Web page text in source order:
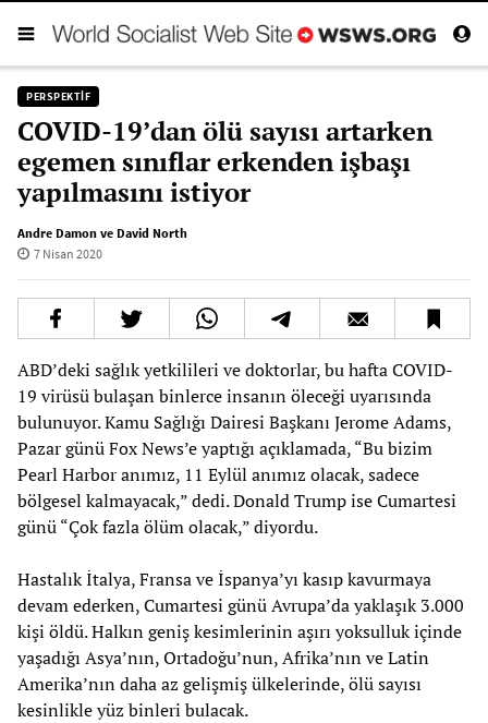
PERSPEKTIF
COVID-19’dan ölü sayısı artarken
egemen sınıflar erkenden işbaşı
yapılmasını istiyor
Andre Damon ve David North
7 Nisan 2020
ABD’deki sağlık yetkilileri ve doktorlar, bu hafta COVID-
19 virüsü bulaşan binlerce insanın öleceği uyarısında
bulunuyor. Kamu Sağlığı Dairesi Başkanı Jerome Adams,
Pazar günü Fox News’e yaptığı açıklamada, “Bu bizim
Pearl Harbor anımız, 11 Eylül anımız olacak, sadece
bölgesel kalmayacak,” dedi. Donald Trump ise Cumartesi
günü “Çok fazla ölüm olacak,” diyordu.
Hastalık İtalya, Fransa ve İspanya’yı kasıp kavurmaya
devam ederken, Cumartesi günü Avrupa’da yaklaşık 3.000
kişi öldü. Halkın geniş kesimlerinin aşırı yoksulluk içinde
yaşadığı Asya’nın, Ortadoğu’nun, Afrika’nın ve Latin
Amerika’nın daha az gelişmiş ülkelerinde, ölü sayısı
kesinlikle yüz binleri bulacak.